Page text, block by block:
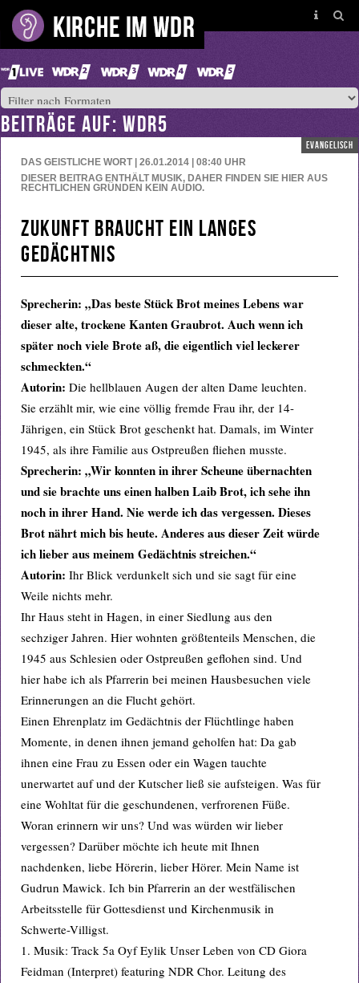
BEITRÄGE AUF: WDR5
evangelisch
DAS GEISTLICHE WORT | 26.01.2014 | 08:40 UHR
DIESER BEITRAG ENTHÄLT MUSIK, DAHER FINDEN SIE HIER AUS
RECHTLICHEN GRÜNDEN KEIN AUDIO.
Zukunft braucht ein langes
Gedächtnis
Sprecherin: „Das beste Stück Brot meines Lebens war
dieser alte, trockene Kanten Graubrot. Auch wenn ich
später noch viele Brote aß, die eigentlich viel leckerer
schmeckten.“
Autorin: Die hellblauen Augen der alten Dame leuchten.
Sie erzählt mir, wie eine völlig fremde Frau ihr, der 14-
Jährigen, ein Stück Brot geschenkt hat. Damals, im Winter
1945, als ihre Familie aus Ostpreußen fliehen musste.
Sprecherin: „Wir konnten in ihrer Scheune übernachten
und sie brachte uns einen halben Laib Brot, ich sehe ihn
noch in ihrer Hand. Nie werde ich das vergessen. Dieses
Brot nährt mich bis heute. Anderes aus dieser Zeit würde
ich lieber aus meinem Gedächtnis streichen.“
Autorin: Ihr Blick verdunkelt sich und sie sagt für eine
Weile nichts mehr.
Ihr Haus steht in Hagen, in einer Siedlung aus den
sechziger Jahren. Hier wohnten größtenteils Menschen, die
1945 aus Schlesien oder Ostpreußen geflohen sind. Und
hier habe ich als Pfarrerin bei meinen Hausbesuchen viele
Erinnerungen an die Flucht gehört.
Einen Ehrenplatz im Gedächtnis der Flüchtlinge haben
Momente, in denen ihnen jemand geholfen hat: Da gab
ihnen eine Frau zu Essen oder ein Wagen tauchte
unerwartet auf und der Kutscher ließ sie aufsteigen. Was für
eine Wohltat für die geschundenen, verfrorenen Füße.
Woran erinnern wir uns? Und was würden wir lieber
vergessen? Darüber möchte ich heute mit Ihnen
nachdenken, liebe Hörerin, lieber Hörer. Mein Name ist
Gudrun Mawick. Ich bin Pfarrerin an der westfälischen
Arbeitsstelle für Gottesdienst und Kirchenmusik in
Schwerte-Villigst.
1. Musik: Track 5a Oyf Eylik Unser Leben von CD Giora
Feidman (Interpret) featuring NDR Chor. Leitung des